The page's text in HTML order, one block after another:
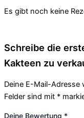
Es gibt noch keine
Schreibe die
Kakteen zu
Deine E-Mail-
Felder sind mit *
Deine Bewertung *